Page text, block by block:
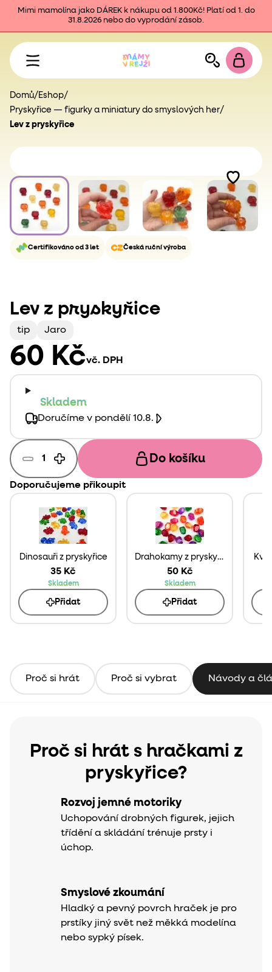
Mimi mamolína jako DÁREK k nákupu od 1.800Kč! Platí od 1. do
31.8.2026 nebo do vyprodání zásob.
Domů/ Eshop/
Pryskyřice — figurky a miniatury do smyslových her/
Lev z pryskyřice
Certifikováno od 3 let Česká ruční výroba
Lev z pryskyřice
tip Jaro
60 Kčvč. DPH
Skladem
Doručíme v pondělí 10.8.
Do košíku
Doporučujeme přikoupit
Dinosauři z pryskyřice
35 Kč
Skladem
Přidat
Drahokamy z pryskyřice
50 Kč
Skladem
Přidat
Proč si hrát Proč si vybrat Návody a
Proč si hrát s hračkami z
pryskyřice?
Rozvoj jemné motoriky
Uchopování drobných figurek, jejich
třídění a skládání trénuje prsty i
úchop.
Smyslové zkoumání
Hladký a pevný povrch hraček je pro
prstíky jiný svět než měkká modelína
nebo sypký písek.